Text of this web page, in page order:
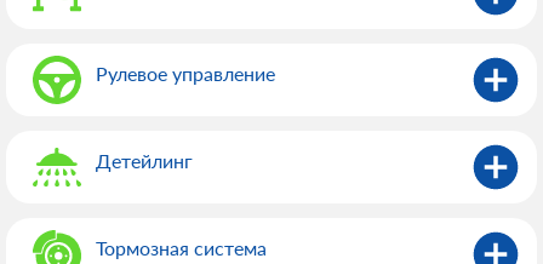
Рулевое управление
Детейлинг
Тормозная система